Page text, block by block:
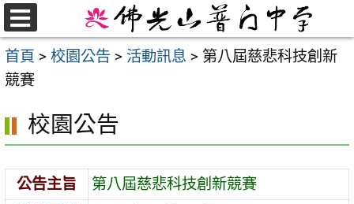
跳
至
主
要
首頁 > 校園公告 > 活動訊息 > 第八屆慈悲科技創新
競賽
校園公告
公告主旨
第八屆慈悲科技創新競賽
選
單